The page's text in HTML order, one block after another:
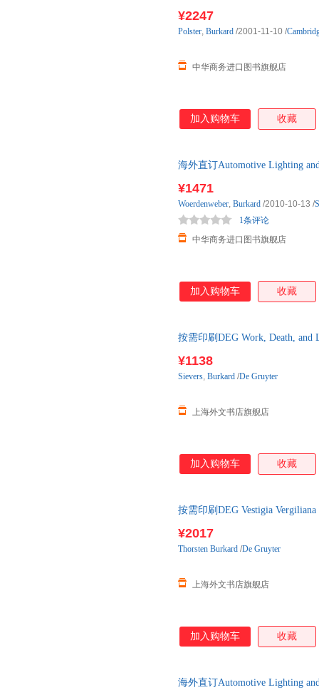
¥2247
中华商务进口图书旗舰店
Polster, Burkard /2001-11-10 /
加入购物车 收藏
海外直订Automotive Lighting
¥1471
中华商务进口图书旗舰店
1条评论
Woerdenweber, Burkard /2010-10-13 /
加入购物车 收藏
按需印刷DEG Work, Death,
¥1138
上海外文书店旗舰店
Sievers, Burkard /De Gruyter
加入购物车 收藏
按需印刷DEG Vestigia
¥2017
上海外文书店旗舰店
Thorsten Burkard /De Gruyter
加入购物车 收藏
海外直订Automotive Lighting